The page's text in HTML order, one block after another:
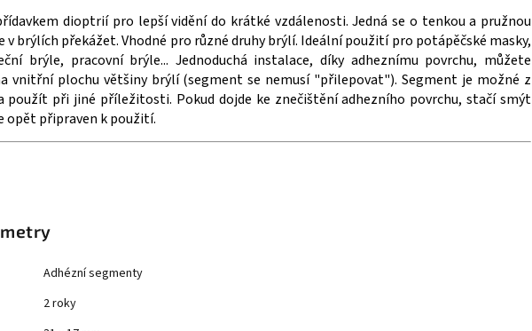
dioptrií pro lepší vidění do krátké vzdálenosti. Jedná se o tenkou a pružnou
v brýlích překážet. Vhodné pro různé druhy brýlí. Ideální použití pro potápěčské masky,
brýle, pracovní brýle... Jednoduchá instalace, díky adheznímu povrchu, můžete
vnitřní plochu většiny brýlí (segment se nemusí "přilepovat"). Segment je možné z
při jiné příležitosti. Pokud dojde ke znečištění adhezního povrchu, stačí smýt
opět připraven k použití.
Adhézní segmenty
2 roky